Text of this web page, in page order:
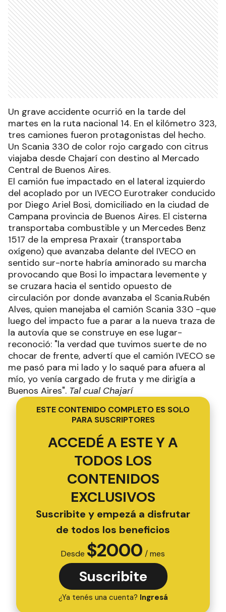
Un grave accidente ocurrió en la tarde del
martes en la ruta nacional 14. En el kilómetro 323,
tres camiones fueron protagonistas del hecho.
Un Scania 330 de color rojo cargado con citrus
viajaba desde Chajarí con destino al Mercado
Central de Buenos Aires.
El camión fue impactado en el lateral izquierdo
del acoplado por un IVECO Eurotraker conducido
por Diego Ariel Bosi, domiciliado en la ciudad de
Campana provincia de Buenos Aires. El cisterna
transportaba combustible y un Mercedes Benz
1517 de la empresa Praxair (transportaba
oxígeno) que avanzaba delante del IVECO en
sentido sur-norte habría aminorado su marcha
provocando que Bosi lo impactara levemente y
se cruzara hacia el sentido opuesto de
circulación por donde avanzaba el Scania.Rubén
Alves, quien manejaba el camión Scania 330 -que
luego del impacto fue a parar a la nueva traza de
la autovía que se construye en ese lugar-
reconoció: "la verdad que tuvimos suerte de no
chocar de frente, advertí que el camión IVECO se
me pasó para mi lado y lo saqué para afuera al
mío, yo venía cargado de fruta y me dirigía a
Buenos Aires". Tal cual Chajarí
ESTE CONTENIDO COMPLETO ES SOLO
PARA SUSCRIPTORES
ACCEDÉ A ESTE Y A
TODOS LOS
CONTENIDOS
EXCLUSIVOS
Suscribite y empezá a disfrutar
de todos los beneficios
Desde $2000 / mes
Suscribite
¿Ya tenés una cuenta? Ingresá